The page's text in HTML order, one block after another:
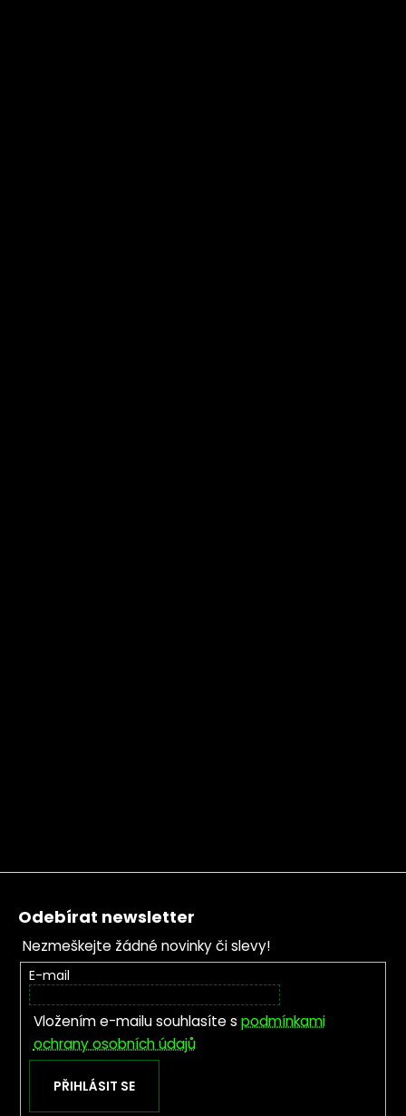
Zápatí
Odebírat newsletter
Nezmeškejte žádné novinky či slevy!
E-mail
Vložením e-mailu souhlasíte s podmínkami
ochrany osobních údajů
PŘIHLÁSIT SE